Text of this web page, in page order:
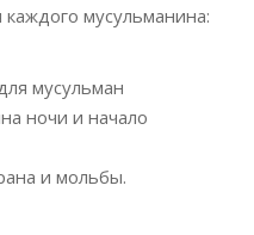
мусульманина:
мусульман
ночи и начало
и мольбы.